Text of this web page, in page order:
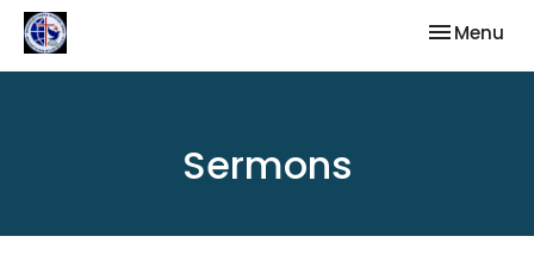
Toggle
Menu
Sermons